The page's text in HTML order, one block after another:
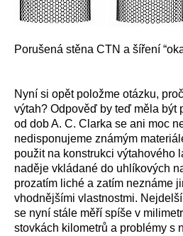
Porušená stěna CTN a šíření
Nyní si opět položme otázku,
výtah? Odpověď by teď měla být
od dob A. C. Clarka se ani moc
nedisponujeme známým
použit na konstrukci výtahového
naděje vkládané do uhlíkových
prozatím liché a zatím neznáme
vhodnějšími vlastnostmi.
se nyní stále měří spíše v
stovkách kilometrů a problémy s